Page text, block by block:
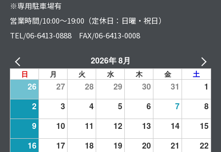
※専用駐車場有
営業時間/10:00～19:00（定休日：日曜・祝日）
TEL/06-6413-0888 FAX/06-6413-0008
2026年 8月
日 月 火 水 木 金 土
26 27 28 29 30 31
1
2
3 4 5 6 7
8
9
10 11 12 13 14
15
16
17 18 19 20 21
22